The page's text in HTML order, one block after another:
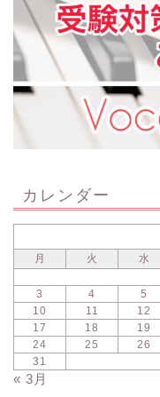
カレンダー
月
火 水
3
4 5
10
11 12
17
18 19
24
25 26
31
« 3月